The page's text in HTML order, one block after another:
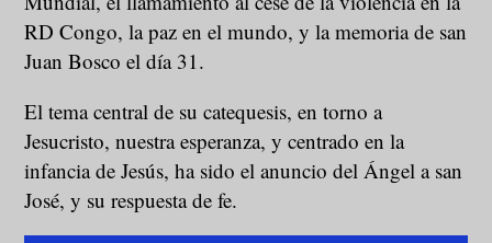
RD Congo, la paz en el mundo, y la memoria de san
Juan Bosco el día 31.
El tema central de su catequesis, en torno a
Jesucristo, nuestra esperanza, y centrado en la
infancia de Jesús, ha sido el anuncio del Ángel a san
José, y su respuesta de fe.